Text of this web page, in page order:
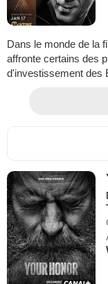
Dans le monde de la
affronte certains des
d'investissement des